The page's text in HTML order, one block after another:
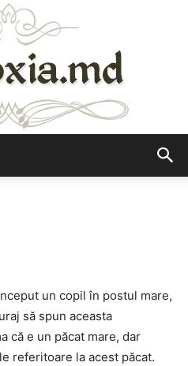
un copil în postul mare,
să spun aceasta
că e un păcat mare, dar
referitoare la acest păcat.